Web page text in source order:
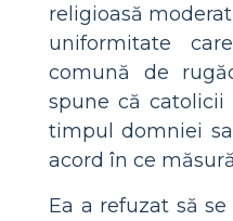
religioasă
uniformitate
comună de
spune că
timpul domniei
acord în ce
Ea a refuzat să